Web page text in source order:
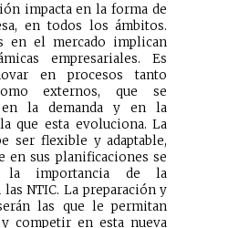
impacta en la forma de
en todos los ámbitos.
en el mercado implican
empresariales. Es
en procesos tanto
externos, que se
en la demanda y en la
que esta evoluciona. La
ser flexible y adaptable,
en sus planificaciones se
la importancia de la
NTIC. La preparación y
las que le permitan
competir en esta nueva